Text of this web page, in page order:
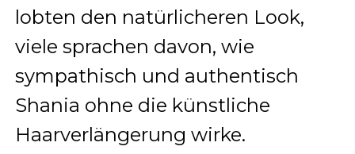
lobten den natürlicheren Look,
viele sprachen davon, wie
sympathisch und authentisch
Shania ohne die künstliche
Haarverlängerung wirke.